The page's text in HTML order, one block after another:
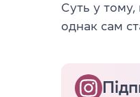
Суть у тому,
однак сам